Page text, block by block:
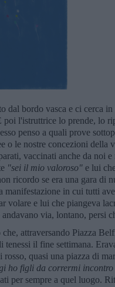
dal bordo vasca e ci cerca
poi l'istruttrice lo prende, lo
penso a quali prove
o le nostre concezioni
vaccinati anche da noi
"sei il mio valoroso" e lui
ricordo se era una gara di
manifestazione in cui tutti
volare e lui che piangeva
via, lontano, persi
attraversando Piazza
tenessi il fine settimana.
quasi una piazza di
ho figli da corrermi incontro
per sempre a quel luogo.